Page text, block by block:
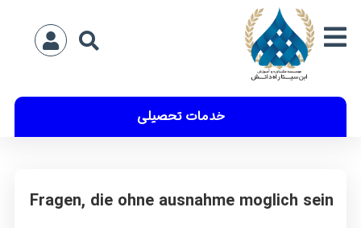
خدمات تحصیلی
Fragen, die ohne ausnahme moglich sein